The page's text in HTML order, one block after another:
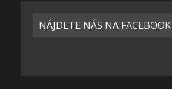
NÁJDETE NÁS NA FACEBOOK